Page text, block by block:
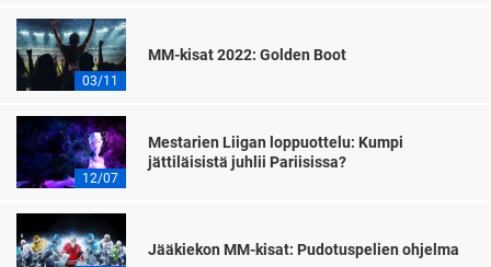
03/11
MM-kisat 2022: Golden Boot
12/07
Mestarien Liigan loppuottelu: Kumpi
jättiläisistä juhlii Pariisissa?
Jääkiekon MM-kisat: Pudotuspelien ohjelma